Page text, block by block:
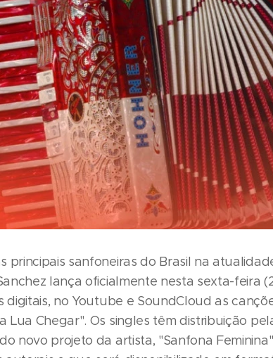
principais sanfoneiras do Brasil na
lança oficialmente nesta sexta-feira
no Youtube e SoundCloud as
Lua Chegar". Os singles têm distribuição
novo projeto da artista, "Sanfona